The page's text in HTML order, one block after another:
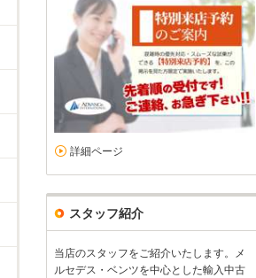
詳細ページ
スタッフ紹介
当店のスタッフをご紹介いたします。メ
ルセデス・ベンツを中心とした輸入中古